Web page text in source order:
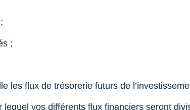
;
les flux de trésorerie futurs de
vos différents flux financiers seront